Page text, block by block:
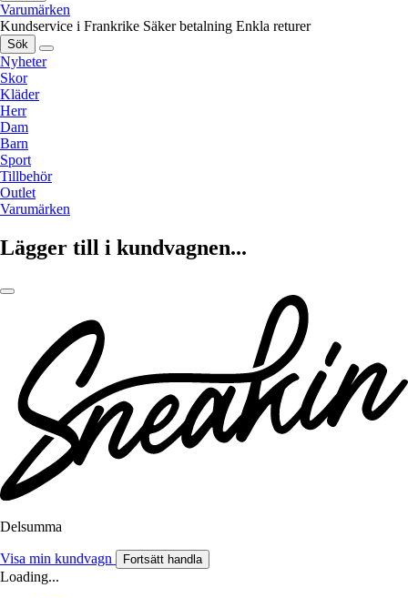
Varumärken
Kundservice i Frankrike Säker betalning Enkla returer
Sök
Nyheter
Skor
Kläder
Herr
Dam
Barn
Sport
Tillbehör
Outlet
Varumärken
Lägger till i kundvagnen...
Delsumma
Visa min kundvagn Fortsätt handla
Loading...